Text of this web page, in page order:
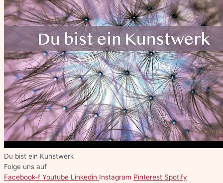
Du bist ein Kunstwerk
Folge uns auf
Facebook-f Youtube Linkedin Instagram Pinterest Spotify